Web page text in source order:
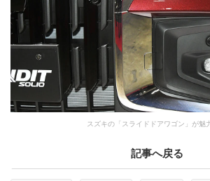
スズキの「スライドドアワゴン」が魅
記事へ戻る